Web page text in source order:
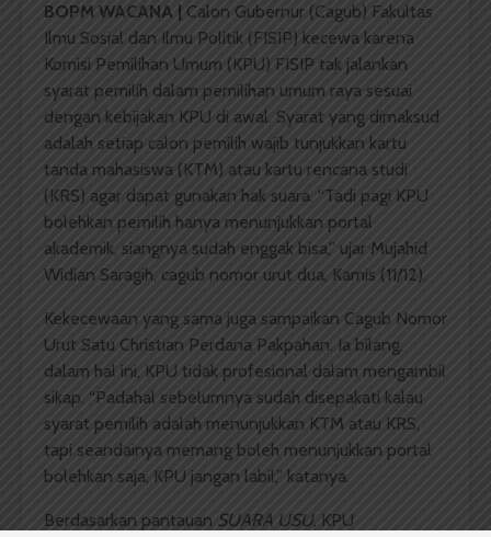
BOPM WACANA | Calon Gubernur (Cagub) Fakultas
Ilmu Sosial dan Ilmu Politik (FISIP) kecewa karena
Komisi Pemilihan Umum (KPU) FISIP tak jalankan
syarat pemilih dalam pemilihan umum raya sesuai
dengan kebijakan KPU di awal. Syarat yang dimaksud
adalah setiap calon pemilih wajib tunjukkan kartu
tanda mahasiswa (KTM) atau kartu rencana studi
(KRS) agar dapat gunakan hak suara. “Tadi pagi KPU
bolehkan pemilih hanya menunjukkan portal
akademik, siangnya sudah enggak bisa,” ujar Mujahid
Widian Saragih, cagub nomor urut dua, Kamis (11/12).
Kekecewaan yang sama juga sampaikan Cagub Nomor
Urut Satu Christian Perdana Pakpahan. Ia bilang,
dalam hal ini, KPU tidak profesional dalam mengambil
sikap. “Padahal sebelumnya sudah disepakati kalau
syarat pemilih adalah menunjukkan KTM atau KRS,
tapi seandainya memang boleh menunjukkan portal
bolehkan saja, KPU jangan labil,” katanya.
Berdasarkan pantauan SUARA USU, KPU